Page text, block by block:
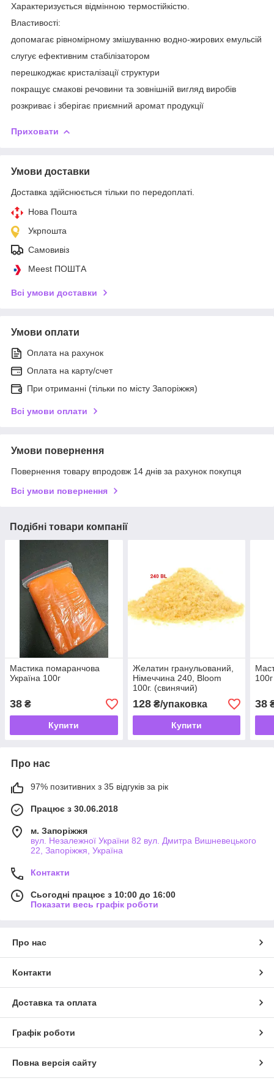
Характеризується відмінною термостійкістю.
Властивості:
допомагає рівномірному змішуванню водно-жирових емульсій
слугує ефективним стабілізатором
перешкоджає кристалізації структури
покращує смакові речовини та зовнішній вигляд виробів
розкриває і зберігає приємний аромат продукції
Приховати
Умови доставки
Доставка здійснюється тільки по передоплаті.
Нова Пошта
Укрпошта
Самовивіз
Meest ПОШТА
Всі умови доставки
Умови оплати
Оплата на рахунок
Оплата на карту/счет
При отриманні (тільки по місту Запоріжжя)
Всі умови оплати
Умови повернення
Повернення товару впродовж 14 днів за рахунок покупця
Всі умови повернення
Подібні товари компанії
Мастика помаранчова
Україна 100г
38 ₴
Купити
Желатин гранульований,
Німеччина 240, Bloom
100г. (свинячий)
128₴/упаковка
Купити
100г
38
Про нас
97% позитивних з 35 відгуків за рік
Працює з 30.06.2018
м. Запоріжжя
вул. Незалежної України 82 вул. Дмитра Вишневецького
22, Запоріжжя, Україна
Контакти
Сьогодні працює з 10:00 до 16:00
Показати весь графік роботи
Про нас
Контакти
Доставка та оплата
Графік роботи
Повна версія сайту